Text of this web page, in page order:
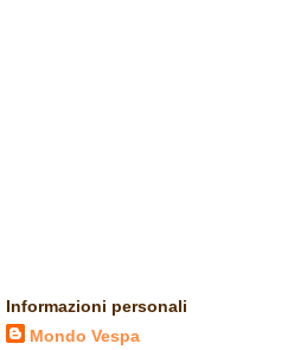
Informazioni personali
Mondo Vespa